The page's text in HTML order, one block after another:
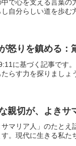
中で心を支える言葉の
し自分らしい道を歩む
怒りを鎮める：
に基づく記事です
たらす力を探りましょ
親切が、よき
サマリア人」のたと
す。現代に生きる私た